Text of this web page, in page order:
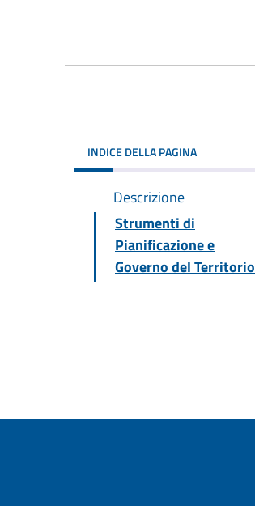
INDICE DELLA PAGINA
Descrizione
Strumenti di
Pianificazione e
Governo del Territorio